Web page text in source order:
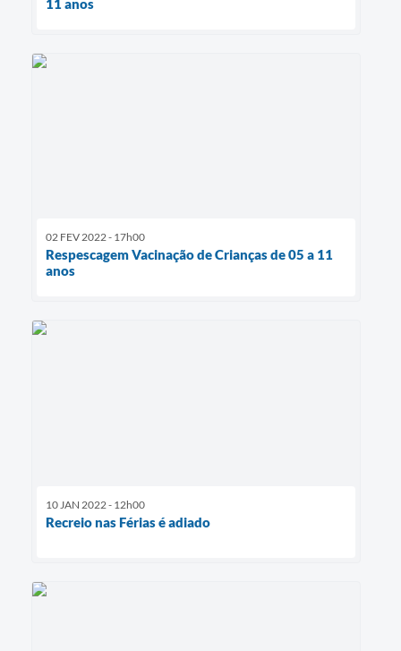
11 anos
02 FEV 2022 - 17h00
Respescagem Vacinação de Crianças de 05 a 11
anos
10 JAN 2022 - 12h00
Recreio nas Férias é adiado